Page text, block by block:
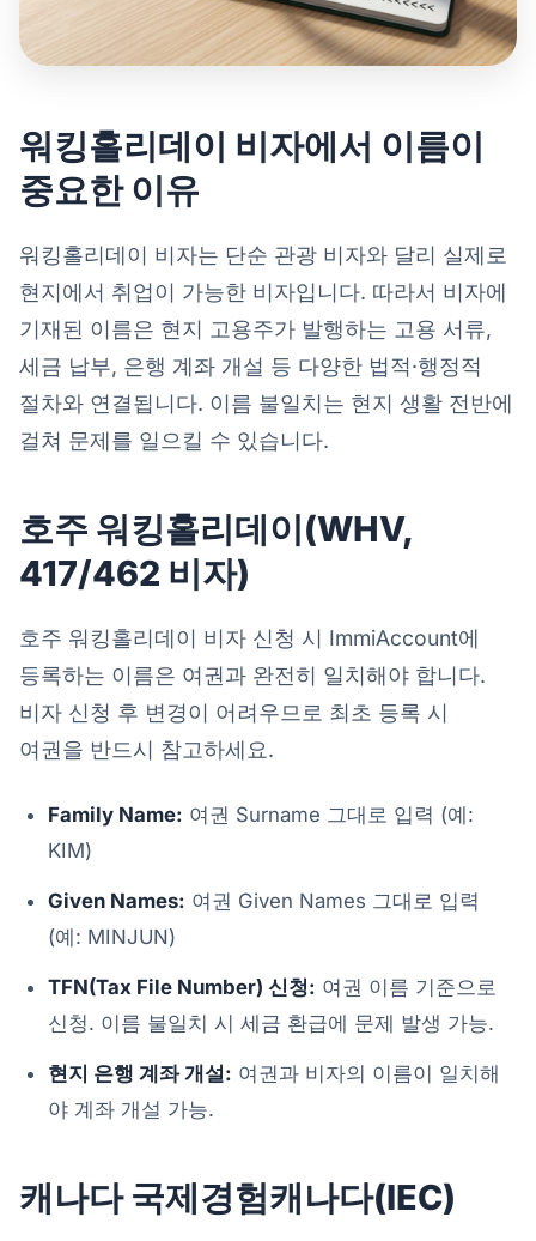
워킹홀리데이 비자에서 이름이
중요한 이유
워킹홀리데이 비자는 단순 관광 비자와 달리 실제로
현지에서 취업이 가능한 비자입니다. 따라서 비자에
기재된 이름은 현지 고용주가 발행하는 고용 서류,
세금 납부, 은행 계좌 개설 등 다양한 법적·행정적
절차와 연결됩니다. 이름 불일치는 현지 생활 전반에
걸쳐 문제를 일으킬 수 있습니다.
호주 워킹홀리데이(WHV,
417/462 비자)
호주 워킹홀리데이 비자 신청 시 ImmiAccount에
등록하는 이름은 여권과 완전히 일치해야 합니다.
비자 신청 후 변경이 어려우므로 최초 등록 시
여권을 반드시 참고하세요.
Family Name: 여권 Surname 그대로 입력 (예:
KIM)
Given Names: 여권 Given Names 그대로 입력
(예: MINJUN)
TFN(Tax File Number) 신청: 여권 이름 기준으로
신청. 이름 불일치 시 세금 환급에 문제 발생 가능.
현지 은행 계좌 개설: 여권과 비자의 이름이 일치해
야 계좌 개설 가능.
캐나다 국제경험캐나다(IEC)